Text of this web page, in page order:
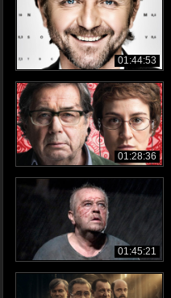
01:44:53
01:28:36
01:45:21